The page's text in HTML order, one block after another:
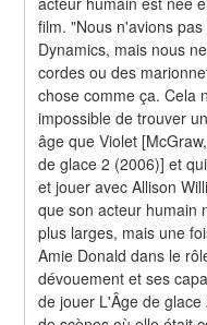
film. "Nous n'avions
Dynamics, mais nous
cordes ou des
chose comme ça. Cela
impossible de trouver
âge que Violet
de glace 2 (2006)] et
et jouer avec Allison
que son acteur humain
plus larges, mais une
Amie Donald dans le
dévouement et ses
de jouer L'Âge de